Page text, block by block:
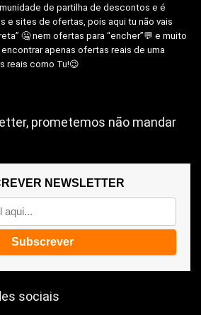
de partilha de descontos e é
sites de ofertas, pois aqui tu não vais
🤐 nem ofertas para “encher”💬 e muito
apenas ofertas reais de uma
reais como Tu!😉
prometemos não mandar
NEWSLETTER
sociais